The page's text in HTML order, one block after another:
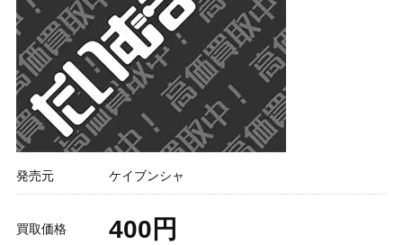
発売元 ケイブンシャ
買取価格 400円